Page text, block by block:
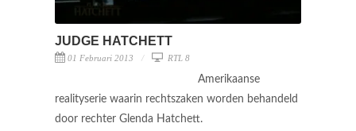
JUDGE HATCHETT
01 Februari 2013 RTL 8
Amerikaanse
realityserie waarin rechtszaken worden behandeld
door rechter Glenda Hatchett.